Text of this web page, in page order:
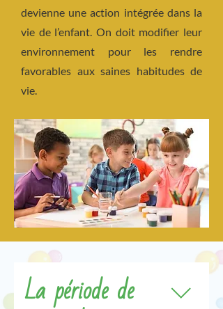
devienne une action intégrée dans la
vie de l’enfant. On doit modifier leur
environnement pour les rendre
favorables aux saines habitudes de
vie.
La période de